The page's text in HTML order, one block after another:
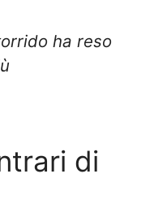
ha reso
di